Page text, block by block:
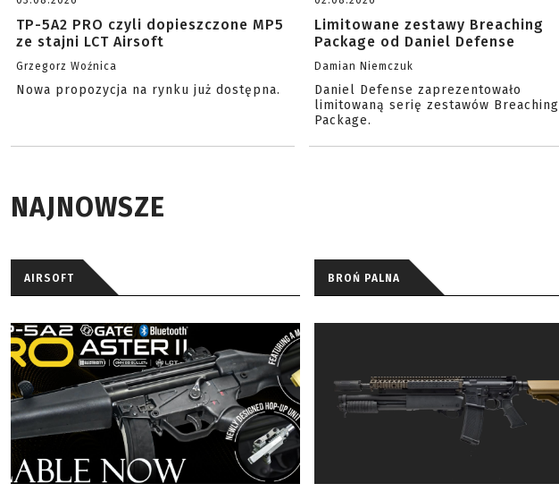
TP-5A2 PRO czyli dopieszczone MP5
ze stajni LCT Airsoft
Grzegorz Woźnica
Nowa propozycja na rynku już dostępna.
Limitowane zestawy Breaching
Package od Daniel Defense
Damian Niemczuk
Daniel Defense zaprezentowało
limitowaną serię zestawów Breaching
Package.
NAJNOWSZE
AIRSOFT BROŃ PALNA